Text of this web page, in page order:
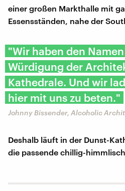
einer großen Markthalle mit
Essensständen, nahe der
"Wir haben den
Würdigung der
Kathedrale. Und wir
hier mit uns zu beten."
Johnny Bissender, Alcoholic
Deshalb läuft in der Dunst-
die passende chillig-